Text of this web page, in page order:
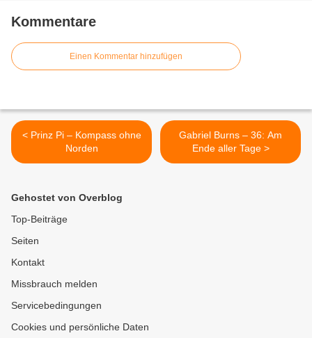
Kommentare
Einen Kommentar hinzufügen
< Prinz Pi – Kompass ohne
Norden
Gabriel Burns – 36: Am
Ende aller Tage >
Gehostet von Overblog
Top-Beiträge
Seiten
Kontakt
Missbrauch melden
Servicebedingungen
Cookies und persönliche Daten